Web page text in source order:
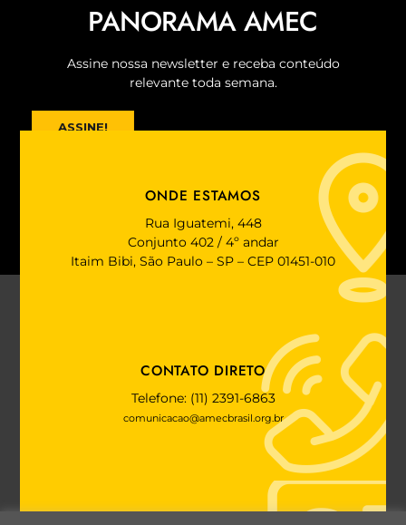
PANORAMA AMEC
Assine nossa newsletter e receba conteúdo
relevante toda semana.
ASSINE!
ONDE ESTAMOS
Rua Iguatemi, 448
Conjunto 402 / 4º andar
Itaim Bibi, São Paulo – SP – CEP 01451-010
CONTATO DIRETO
Telefone: (11) 2391-6863
comunicacao@amecbrasil.org.br